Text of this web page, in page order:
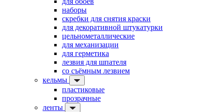
наборы
скребки для снятия краски
для декоративной штукатурки
цельнометаллические
для механизации
для герметика
лезвия для шпателя
со съёмным лезвием
кельмы
пластиковые
прозрачные
ленты